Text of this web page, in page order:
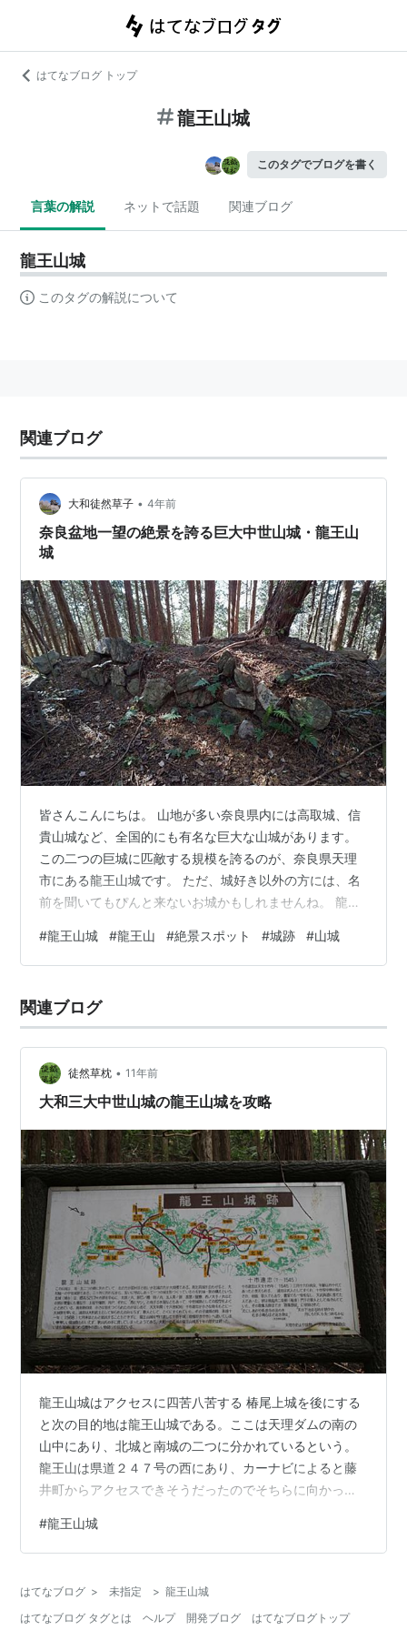
はてなブログ トップ
龍王山城
このタグでブログを書く
言葉の解説 ネットで話題 関連ブログ
龍王山城
このタグの解説について
関連ブログ
大和徒然草子 • 4年前
奈良盆地一望の絶景を誇る巨大中世山城・龍王山
城
皆さんこんにちは。 山地が多い奈良県内には高取城、信
貴山城など、全国的にも有名な巨大な山城があります。
この二つの巨城に匹敵する規模を誇るのが、奈良県天理
市にある龍王山城です。 ただ、城好き以外の方には、名
前を聞いてもぴんと来ないお城かもしれませんね。 龍王
期に造られた中世山城では、奈良県内最大規模を誇る巨
大城郭として知る人ぞ知る城跡。 その広大な城域には多
多い史跡であるだけでなく、その眺望が奈良県でも指折
りの絶景として知られるスポットなんです。 龍王山城と
#龍王山城 #龍王山 #絶景スポット #城跡 #山城
関連ブログ
徒然草枕 • 11年前
大和三大中世山城の龍王山城を攻略
龍王山城はアクセスに四苦八苦する 椿尾上城を後にする
と次の目的地は龍王山城である。ここは天理ダムの南の
山中にあり、北城と南城の二つに分かれているという。
龍王山は県道２４７号の西にあり、カーナビによると藤
井町からアクセスできそうだったのでそちらに向かった
呼べそうにない道に誘い込まれてしまい、これ以上進ん
だら私のノートでさえ脱輪転落は確実という状態に追い
とてもバック走行では戻れそうになく、近くの民家の空
いていた駐車場を借りて這々の体でＵターンする始末。
#龍王山城
はてなブログ > 未指定 > 龍王山城
はてなブログ タグとは
ヘルプ 開発ブログ はてなブログトップ